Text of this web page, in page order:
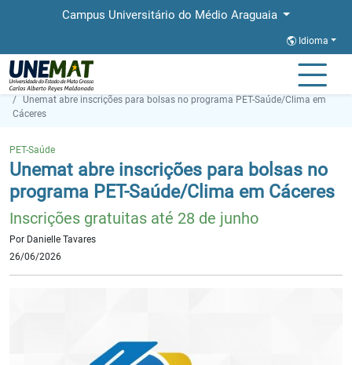
Campus Universitário do Médio Araguaia
Idioma
Página Inicial
Unemat abre inscrições para bolsas no programa PET-Saúde/Clima em
Cáceres
PET-Saúde
Unemat abre inscrições para bolsas no
programa PET-Saúde/Clima em Cáceres
Inscrições gratuitas até 28 de junho
Por Danielle Tavares
26/06/2026